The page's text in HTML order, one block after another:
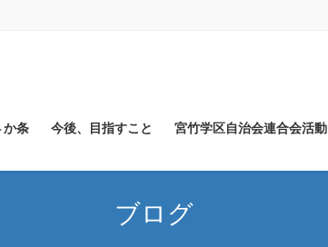
か条 今後、目指すこと 宮竹学区自治会連合会活動
ブログ